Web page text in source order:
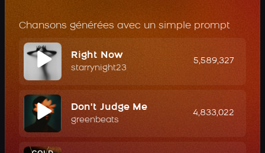
Chansons générées avec un simple prompt
Right Now
starrynight23
5,589,327
Don't Judge Me
greenbeats
4,833,022